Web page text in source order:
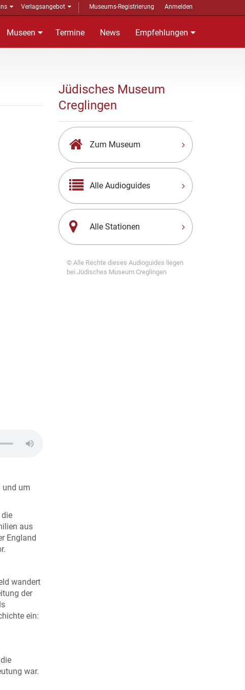
Verlagsangebot Museums-Registrierung Anmelden
Museen Termine News Empfehlungen
und um
aus
England
wandert
der
ein:
war.
Jüdisches Museum
Creglingen
Zum Museum
Alle Audioguides
Alle Stationen
© Alle Rechte dieses Audioguides liegen
bei Jüdisches Museum Creglingen